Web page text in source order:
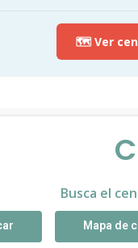
🗺️ Ver
Busca el
Mapa de